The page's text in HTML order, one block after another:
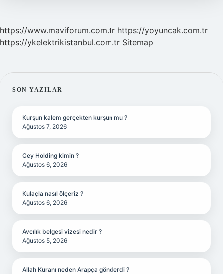
https://www.maviforum.com.tr https://yoyuncak.com.tr
https://ykelektrikistanbul.com.tr Sitemap
SIDEBAR
SON YAZILAR
Kurşun kalem gerçekten kurşun mu ?
Ağustos 7, 2026
Cey Holding kimin ?
Ağustos 6, 2026
Kulaçla nasıl ölçeriz ?
Ağustos 6, 2026
Avcılık belgesi vizesi nedir ?
Ağustos 5, 2026
Allah Kuranı neden Arapça gönderdi ?